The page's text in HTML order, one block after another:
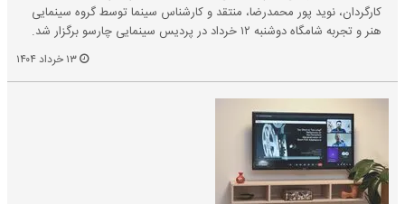
کارگردان، نوید پور محمدرضا، منتقد و کارشناس سینما توسط گروه سینمایی
هنر و تجربه شامگاه دوشنبه ۱۲ خرداد در پردیس سینمایی چارسو برگزار شد.